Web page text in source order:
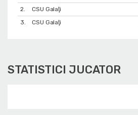
2.
CSU Galaţi
3.
CSU Galaţi
STATISTICI JUCATOR